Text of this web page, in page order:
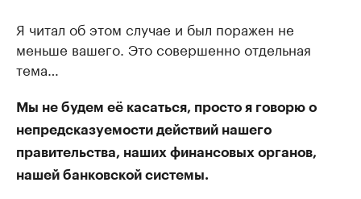
Я читал об этом случае и был поражен не
меньше вашего. Это совершенно отдельная
тема…
Мы не будем её касаться, просто я говорю о
непредсказуемости действий нашего
правительства, наших финансовых органов,
нашей банковской системы.